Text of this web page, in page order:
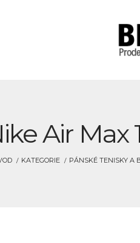
Air
KATEGORIE PÁNSKÉ TENISKY A